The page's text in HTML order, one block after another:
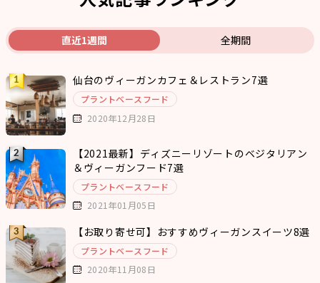
直近1週間 全期間
仙台のヴィーガンカフェ＆レストラン7選
プラントベースフード
2020年12月28日
【2021最新】ディズニーリゾートのベジタリアン
＆ヴィーガンフード7選
プラントベースフード
2021年01月05日
【お取り寄せ可】おすすめヴィーガンスイーツ8選
プラントベースフード
2020年11月08日